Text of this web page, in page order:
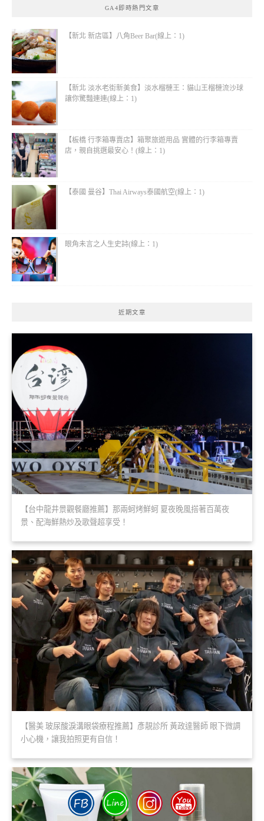
GA4即時熱門文章
【新北 新店區】八角Beer Bar(線上：1)
【新北 淡水老街新美食】淡水榴槤王：貓山王榴槤流沙球
讓你驚豔連連(線上：1)
【板橋 行李箱專賣店】箱聚旅遊用品 實體的行李箱專賣
店，親自挑選最安心！(線上：1)
【泰國 曼谷】Thai Airways泰國航空(線上：1)
眼角未言之人生史詩(線上：1)
近期文章
【台中龍井景觀餐廳推薦】那兩蚵烤鮮蚵 夏夜晚風搭著百萬夜
景、配海鮮熱炒及歌聲超享受！
【醫美 玻尿酸淚溝眼袋療程推薦】彥靚診所 黃政達醫師 眼下微調
小心機，讓我拍照更有自信！